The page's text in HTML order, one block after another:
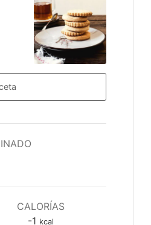
CALORÍAS
-1 kcal